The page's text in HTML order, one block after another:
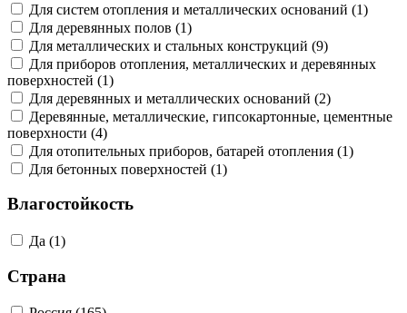
Для систем отопления и металлических оснований (1)
Для деревянных полов (1)
Для металлических и стальных конструкций (9)
Для приборов отопления, металлических и деревянных
поверхностей (1)
Для деревянных и металлических оснований (2)
Деревянные, металлические, гипсокартонные, цементные
поверхности (4)
Для отопительных приборов, батарей отопления (1)
Для бетонных поверхностей (1)
Влагостойкость
Да (1)
Страна